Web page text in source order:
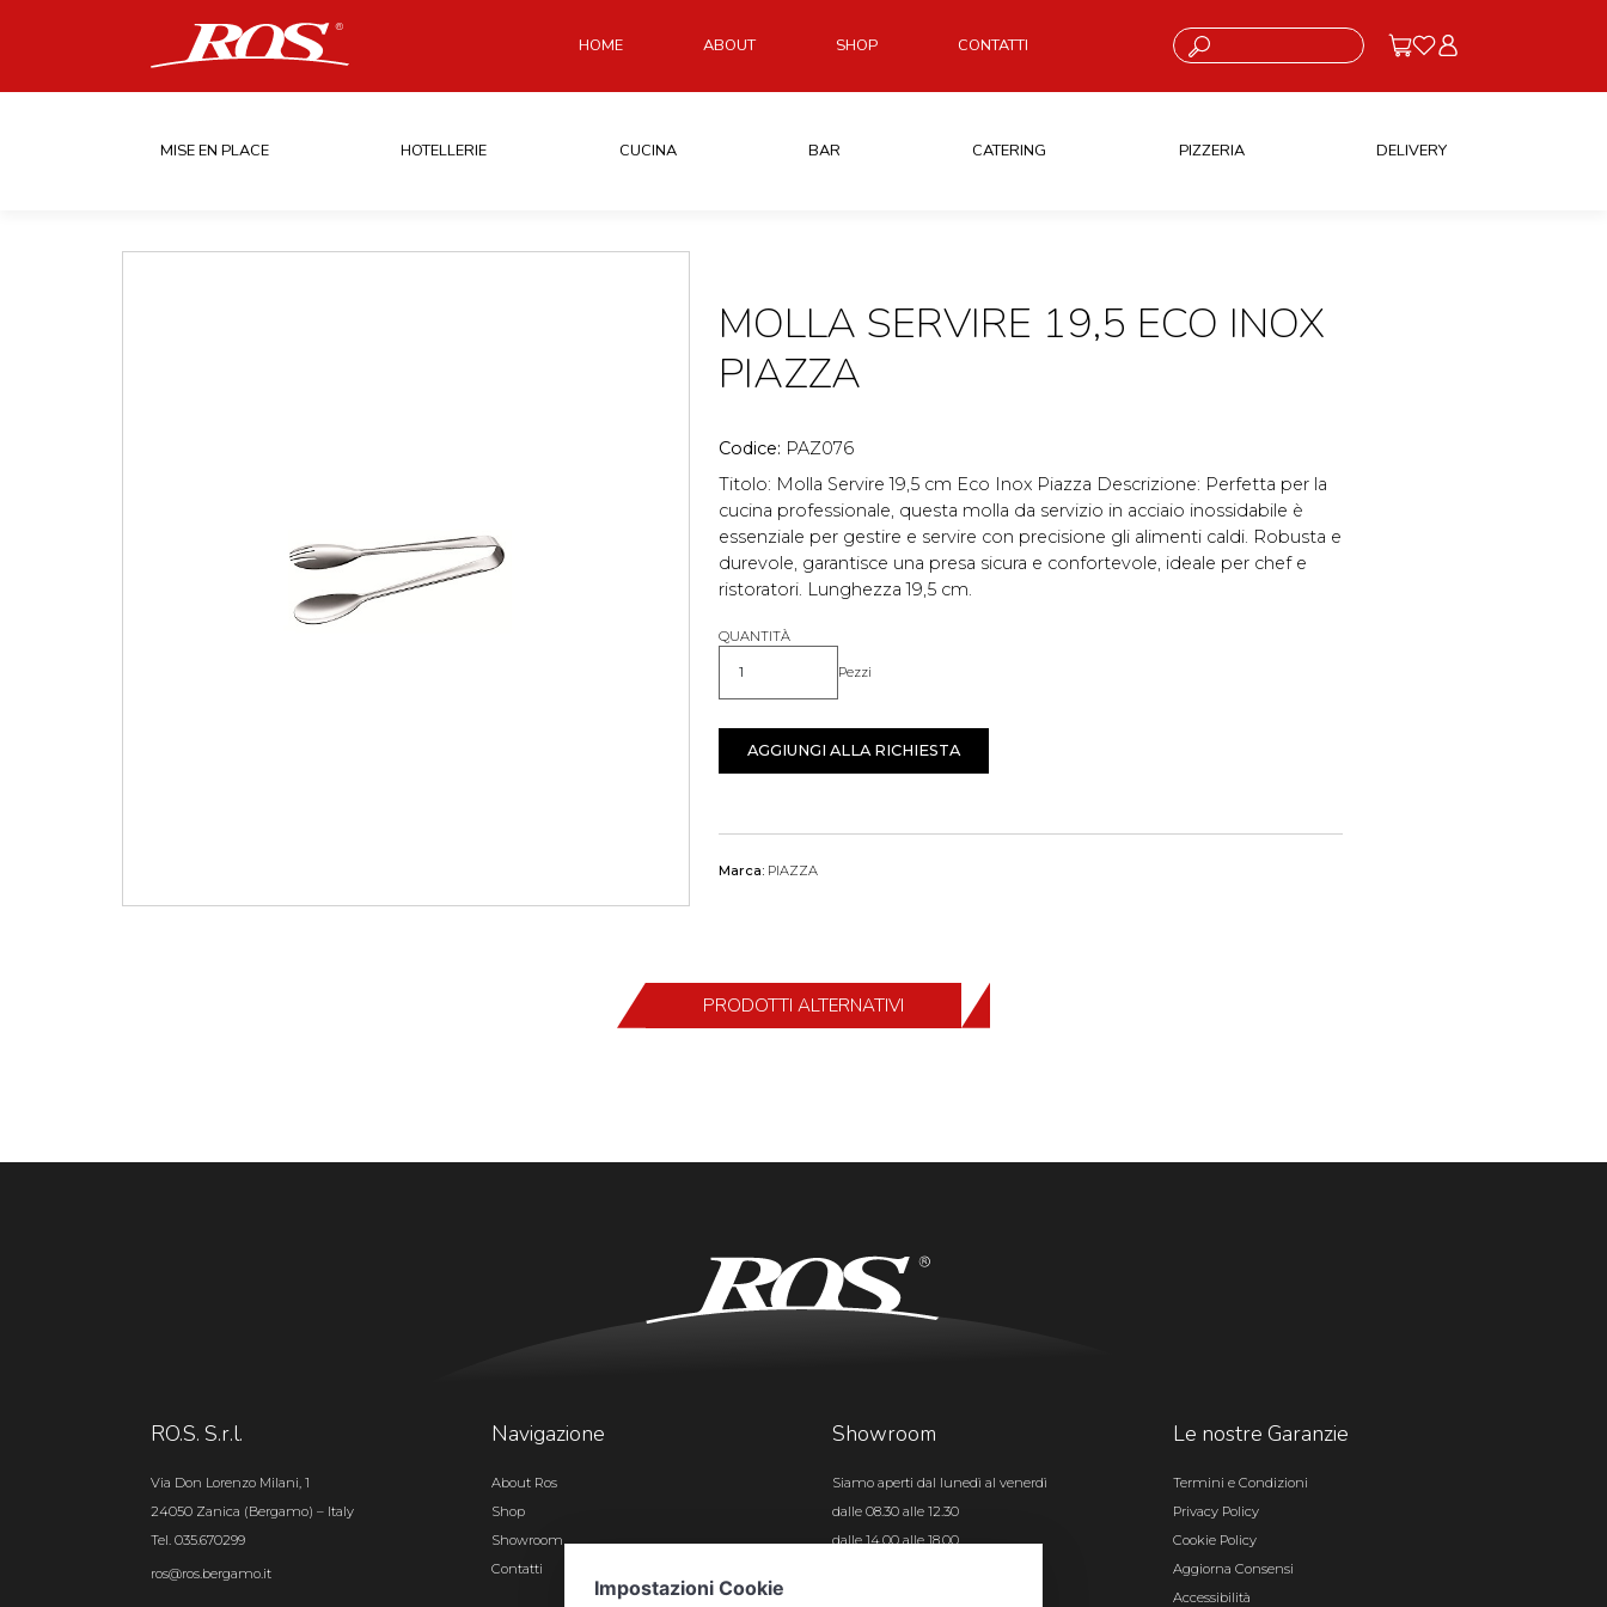
HOME ABOUT SHOP CONTATTI Cosa stai cercando?
MISE EN PLACE HOTELLERIE CUCINA BAR CATERING PIZZERIA DELIVERY
MOLLA SERVIRE 19,5 ECO INOX
PIAZZA
Codice: PAZ076
Titolo: Molla Servire 19,5 cm Eco Inox Piazza Descrizione: Perfetta per la
cucina professionale, questa molla da servizio in acciaio inossidabile è
essenziale per gestire e servire con precisione gli alimenti caldi. Robusta e
durevole, garantisce una presa sicura e confortevole, ideale per chef e
ristoratori. Lunghezza 19,5 cm.
QUANTITÀ
Quantità Pezzi
AGGIUNGI ALLA RICHIESTA
Marca: PIAZZA
PRODOTTI ALTERNATIVI
RO.S. S.r.l.
Via Don Lorenzo Milani, 1
24050 Zanica (Bergamo) – Italy
Tel. 035.670299
ros@ros.bergamo.it
Navigazione
About Ros
Shop
Showroom
Contatti
Showroom
Siamo aperti dal lunedì al venerdì
dalle 08.30 alle 12.30
dalle 14.00 alle 18.00
Le nostre Garanzie
Termini e Condizioni
Privacy Policy
Cookie Policy
Aggiorna Consensi
Accessibilità